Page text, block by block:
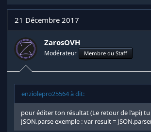
21 Décembre 2017
ZarosOVH
Modérateur Membre du Staff
enziolepro25564 à dit:
pour éditer ton résultat (Le retour de l'api)
JSON.parse exemple : var result =